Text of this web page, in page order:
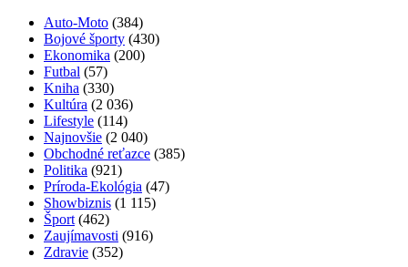
Auto-Moto (384)
Bojové športy (430)
Ekonomika (200)
Futbal (57)
Kniha (330)
Kultúra (2 036)
Lifestyle (114)
Najnovšie (2 040)
Obchodné reťazce (385)
Politika (921)
Príroda-Ekológia (47)
Showbiznis (1 115)
Šport (462)
Zaujímavosti (916)
Zdravie (352)